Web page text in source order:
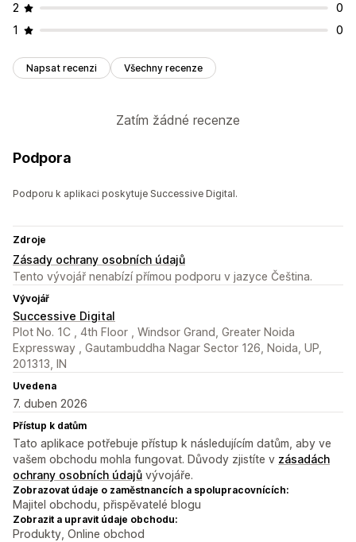
2
0
1
0
Napsat recenzi Všechny recenze
Zatím žádné recenze
Podpora
Podporu k aplikaci poskytuje Successive Digital.
Zdroje
Zásady ochrany osobních údajů
Tento vývojář nenabízí přímou podporu v jazyce Čeština.
Vývojář
Successive Digital
Plot No. 1C , 4th Floor , Windsor Grand, Greater Noida
Expressway , Gautambuddha Nagar Sector 126, Noida, UP,
201313, IN
Uvedena
7. duben 2026
Přístup k datům
Tato aplikace potřebuje přístup k následujícím datům, aby ve
vašem obchodu mohla fungovat. Důvody zjistíte v zásadách
ochrany osobních údajů vývojáře.
Zobrazovat údaje o zaměstnancích a spolupracovnících:
Majitel obchodu, přispěvatelé blogu
Zobrazit a upravit údaje obchodu:
Produkty, Online obchod